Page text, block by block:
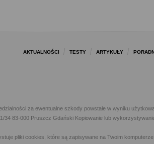
AKTUALNOŚCI TESTY ARTYKUŁY
za ewentualne szkody powstałe w wyniku
34 83-000 Pruszcz Gdański Kopiowanie lub
pliki cookies, które są zapisywane na Twoim